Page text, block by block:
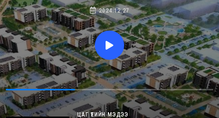
2024.12.27
ЦАГ ҮЕИЙН МЭДЭЭ